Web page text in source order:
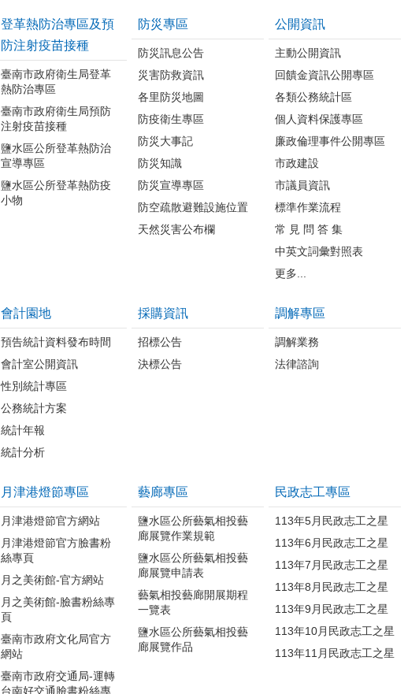
登革熱防治專區及預
防注射疫苗接種
臺南市政府衛生局登革
熱防治專區
臺南市政府衛生局預防
注射疫苗接種
鹽水區公所登革熱防治
宣導專區
鹽水區公所登革熱防疫
小物
防災專區
防災訊息公告
災害防救資訊
各里防災地圖
防疫衛生專區
防災大事記
防災知識
防災宣導專區
防空疏散避難設施位置
天然災害公布欄
公開資訊
主動公開資訊
回饋金資訊公開專區
各類公務統計區
個人資料保護專區
廉政倫理事件公開專區
市政建設
市議員資訊
標準作業流程
常 見 問 答 集
中英文詞彙對照表
更多...
會計園地
預告統計資料發布時間
會計室公開資訊
性別統計專區
公務統計方案
統計年報
統計分析
採購資訊
招標公告
決標公告
調解專區
調解業務
法律諮詢
月津港燈節專區
月津港燈節官方網站
月津港燈節官方臉書粉
絲專頁
月之美術館-官方網站
月之美術館-臉書粉絲專
頁
臺南市政府文化局官方
網站
臺南市政府交通局-運轉
台南好交通臉書粉絲專
藝廊專區
鹽水區公所藝氣相投藝
廊展覽作業規範
鹽水區公所藝氣相投藝
廊展覽申請表
藝氣相投藝廊開展期程
一覽表
鹽水區公所藝氣相投藝
廊展覽作品
民政志工專區
113年5月民政志工之星
113年6月民政志工之星
113年7月民政志工之星
113年8月民政志工之星
113年9月民政志工之星
113年10月民政志工之星
113年11月民政志工之星